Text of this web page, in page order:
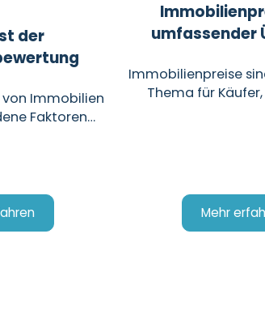
der
von Immobilien
Faktoren…
umfassender
Immobilienpreise
Thema für
Mehr